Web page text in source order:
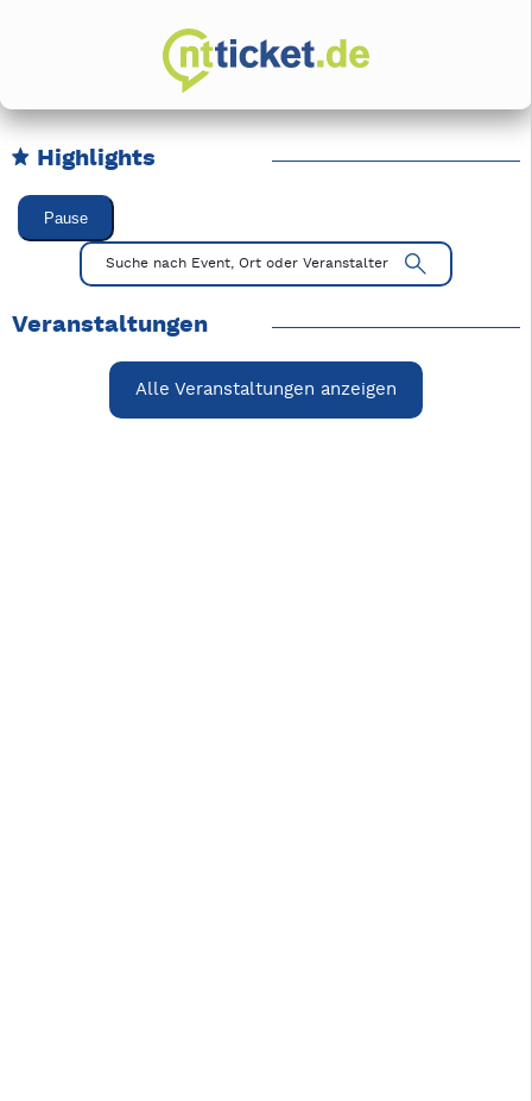
Highlights
Karussell Veranstaltungen überspringen
Pause
Mit Tab zu den Steuerelementen wechseln. Mit Pfeiltasten
Suche nach Event, Ort oder Veranstalter
Veranstaltungen
Alle Veranstaltungen anzeigen